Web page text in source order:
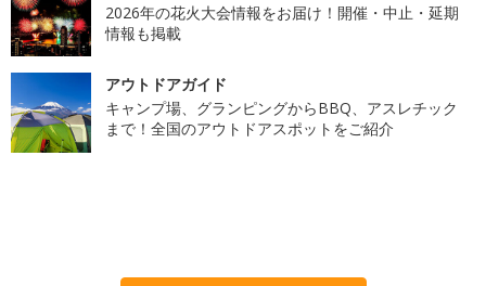
2026年の花火大会情報をお届け！開催・中止・延期
情報も掲載
アウトドアガイド
キャンプ場、グランピングからBBQ、アスレチック
まで！全国のアウトドアスポットをご紹介